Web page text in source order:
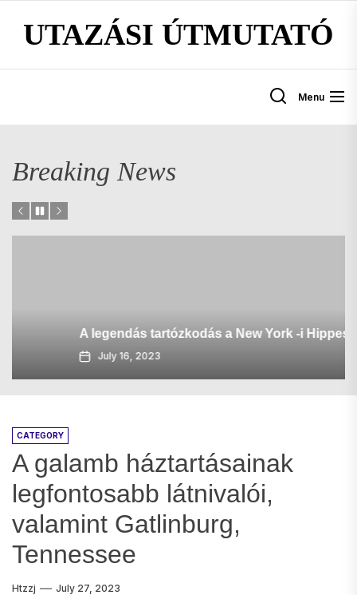
content
UTAZÁSI ÚTMUTATÓ
Menu
Breaking News
A legendás tartózkodás a New York -i Hippest Hotel
July 16, 2023
CATEGORY
A galamb háztartásainak
legfontosabb látnivalói,
valamint Gatlinburg,
Tennessee
Htzzj July 27, 2023